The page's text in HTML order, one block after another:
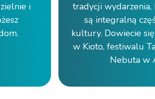
i
tradycji
są integralną
kultury. Dowiecie
w Kioto, festiwalu
Nebuta w